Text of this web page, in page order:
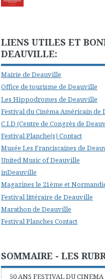
LIENS UTILES ET
DEAUVILLE:
Mairie de Deauville
Office de tourisme de Deauville
Les Hippodromes de Deauville
Festival du Cinéma Américain de
C.I.D (Centre de Congrès de
Festival Planche(s) Contact
Musée Les Franciscaines de
United Music of Deauville
inDeauville
Magazines le 21ème et
Festival littéraire de Deauville
Marathon de Deauville
Festival Planches Contact
SOMMAIRE - LES
50 ANS FESTIVAL DU